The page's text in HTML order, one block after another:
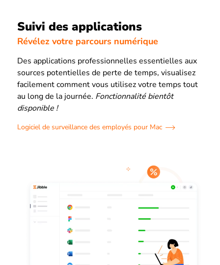
Suivi des applications
Révélez votre parcours numérique
Des applications professionnelles essentielles aux
sources potentielles de perte de temps, visualisez
facilement comment vous utilisez votre temps tout
au long de la journée. Fonctionnalité bientôt
disponible !
Logiciel de surveillance des employés pour Mac